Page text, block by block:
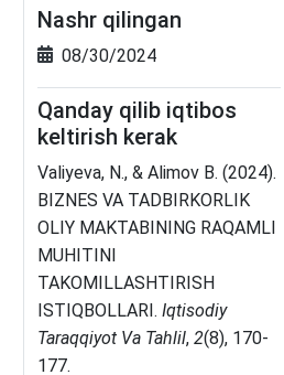
Nashr qilingan
08/30/2024
Qanday qilib iqtibos
keltirish kerak
Valiyeva, N., & Аlimov B. (2024).
BIZNES VA TADBIRKORLIK
OLIY MAKTABINING RAQAMLI
MUHITINI
TAKOMILLASHTIRISH
ISTIQBOLLARI. Iqtisodiy
Taraqqiyot Va Tahlil, 2(8), 170-
177.